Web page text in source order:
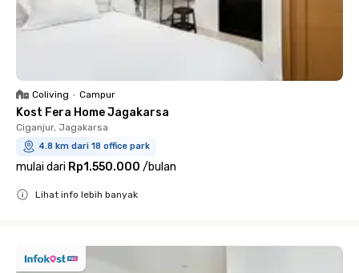
Coliving • Campur
Kost Fera Home Jagakarsa
Ciganjur, Jagakarsa
4.8 km dari 18 office park
mulai dari Rp1.550.000 /bulan
Lihat info lebih banyak